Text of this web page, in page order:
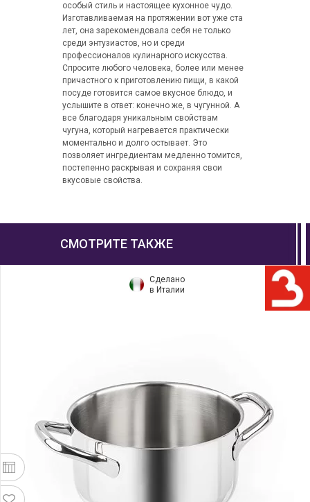
особый стиль и настоящее кухонное чудо.
Изготавливаемая на протяжении вот уже ста
лет, она зарекомендовала себя не только
среди энтузиастов, но и среди
профессионалов кулинарного искусства.
Спросите любого человека, более или менее
причастного к приготовлению пищи, в какой
посуде готовится самое вкусное блюдо, и
услышите в ответ: конечно же, в чугунной. А
все благодаря уникальным свойствам
чугуна, который нагревается практически
моментально и долго остывает. Это
позволяет ингредиентам медленно томится,
постепенно раскрывая и сохраняя свои
вкусовые свойства.
СМОТРИТЕ ТАКЖЕ
Сделано
в Италии